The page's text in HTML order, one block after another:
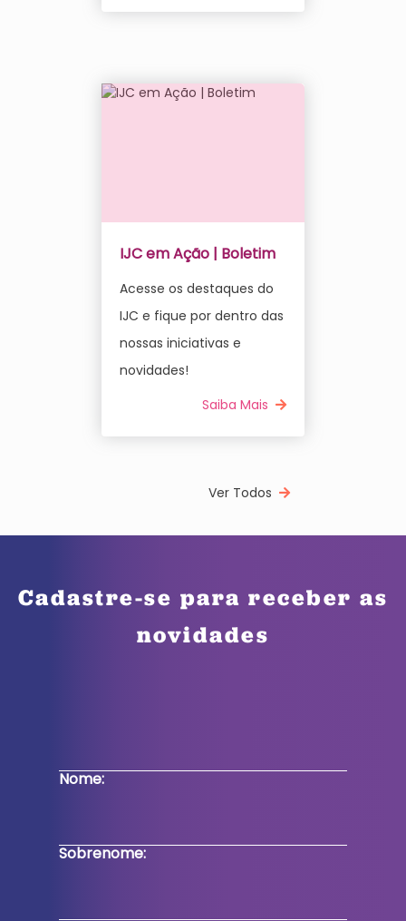
IJC em Ação | Boletim
Acesse os destaques do
IJC e fique por dentro das
nossas iniciativas e
novidades!
Saiba Mais
Ver Todos
Cadastre-se para receber as
novidades
Nome:
Sobrenome: